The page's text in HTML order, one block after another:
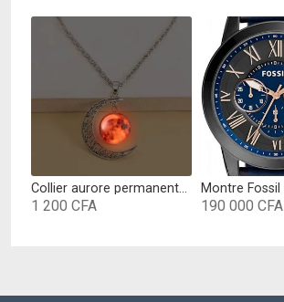
Collier aurore permanente rond à breloque lune Rouge
1 200 CFA 190 000 CFA